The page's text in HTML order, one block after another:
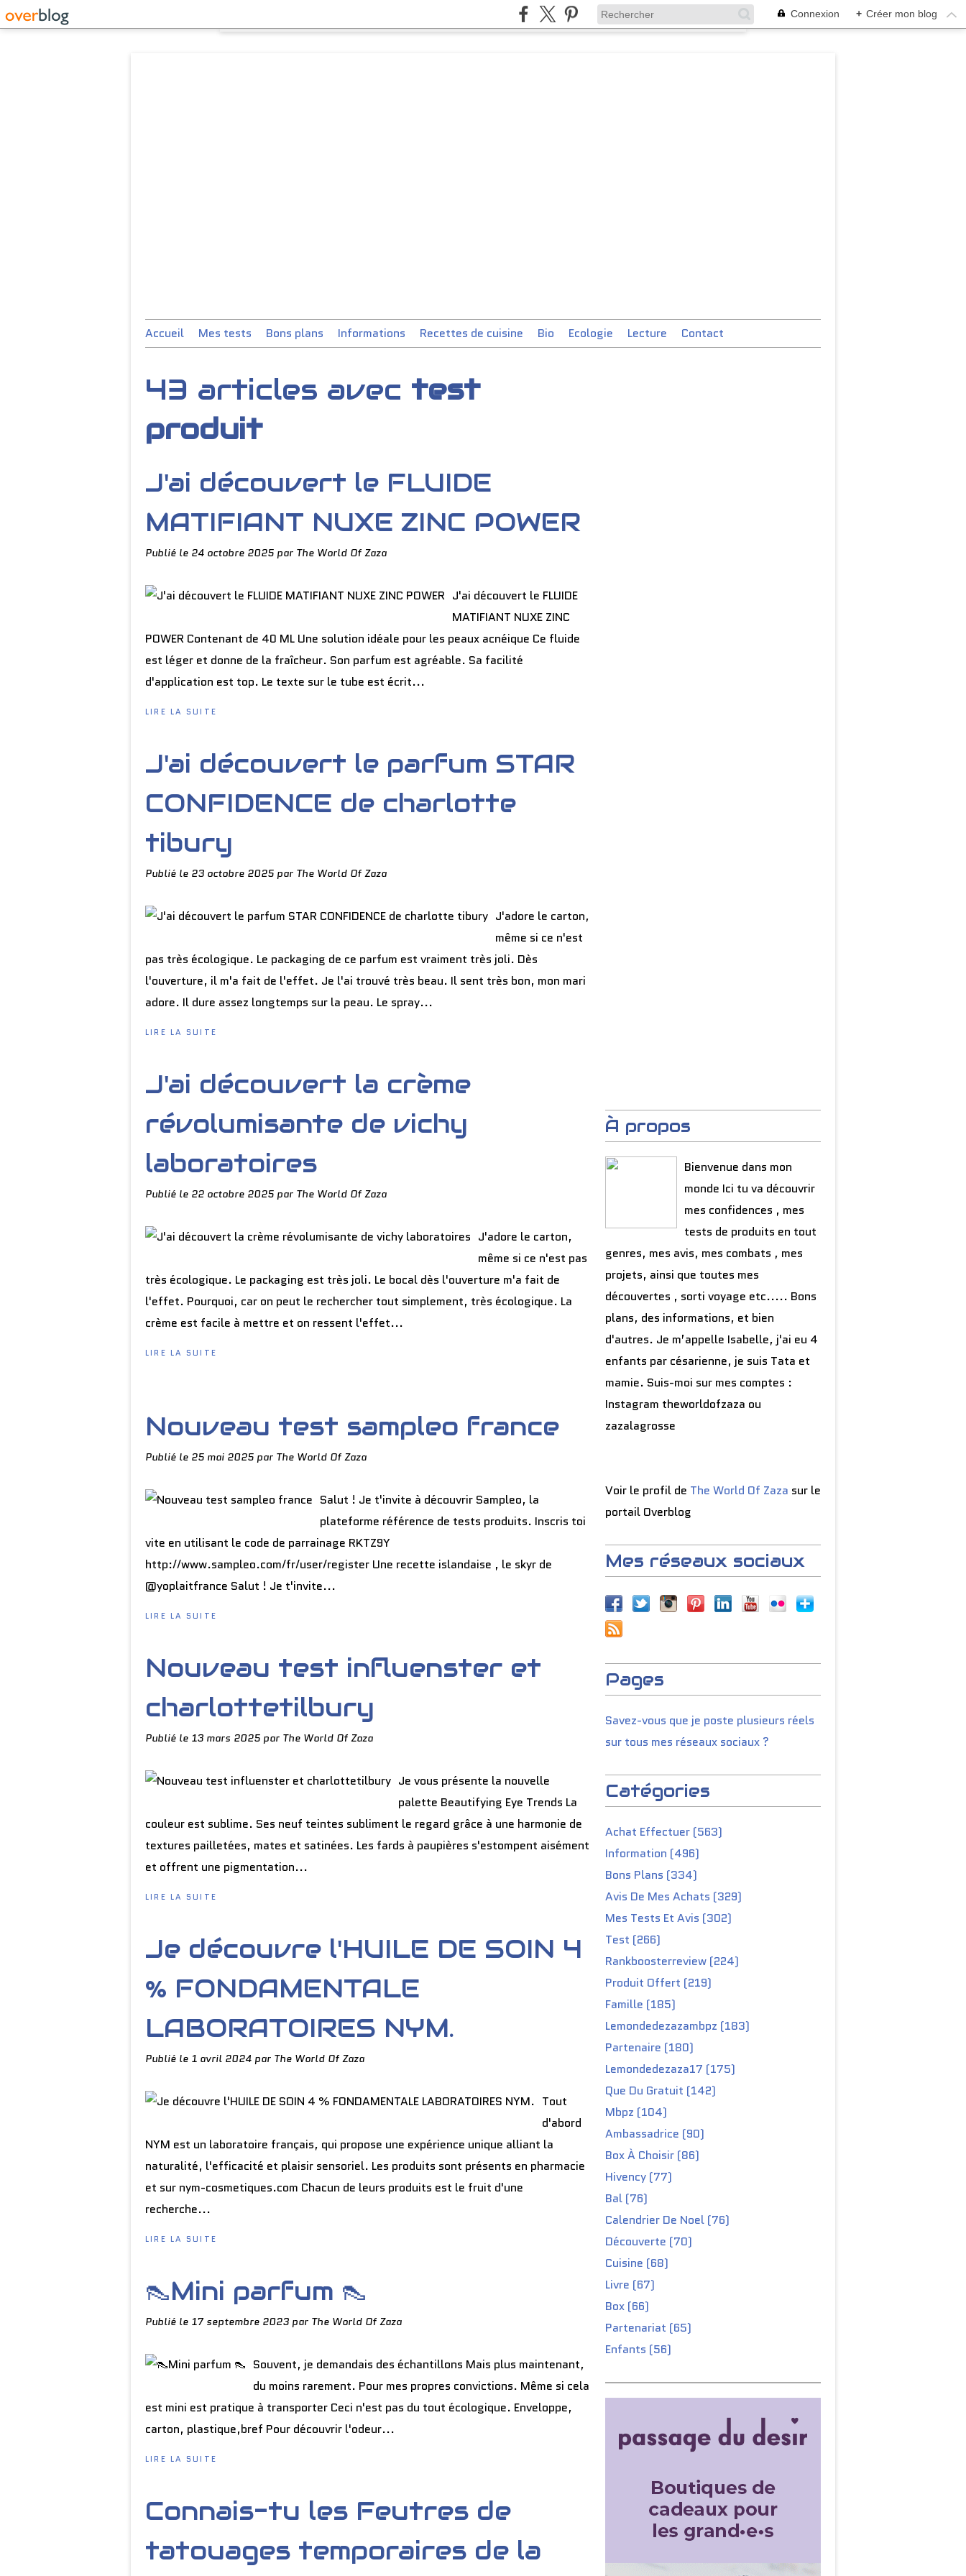
Connexion + Créer mon blog
Accueil Mes tests Bons plans Informations Recettes de cuisine Bio Ecologie Lecture Contact
43 articles avec test
produit
J'ai découvert le FLUIDE
MATIFIANT NUXE ZINC POWER
Publié le 24 octobre 2025 par The World Of Zaza
J'ai découvert le FLUIDE
MATIFIANT NUXE ZINC
POWER Contenant de 40 ML Une solution idéale pour les peaux acnéique Ce fluide
est léger et donne de la fraîcheur. Son parfum est agréable. Sa facilité
d'application est top. Le texte sur le tube est écrit...
LIRE LA SUITE
J'ai découvert le parfum STAR
CONFIDENCE de charlotte
tibury
Publié le 23 octobre 2025 par The World Of Zaza
J'adore le carton,
même si ce n'est
pas très écologique. Le packaging de ce parfum est vraiment très joli. Dès
l'ouverture, il m'a fait de l'effet. Je l'ai trouvé très beau. Il sent très bon, mon mari
adore. Il dure assez longtemps sur la peau. Le spray...
LIRE LA SUITE
J'ai découvert la crème
révolumisante de vichy
laboratoires
Publié le 22 octobre 2025 par The World Of Zaza
J'adore le carton,
même si ce n'est pas
très écologique. Le packaging est très joli. Le bocal dès l'ouverture m'a fait de
l'effet. Pourquoi, car on peut le rechercher tout simplement, très écologique. La
crème est facile à mettre et on ressent l'effet...
LIRE LA SUITE
Nouveau test sampleo france
Publié le 25 mai 2025 par The World Of Zaza
Salut ! Je t'invite à découvrir Sampleo, la
plateforme référence de tests produits. Inscris toi
vite en utilisant le code de parrainage RKTZ9Y
http://www.sampleo.com/fr/user/register Une recette islandaise , le skyr de
@yoplaitfrance Salut ! Je t'invite...
LIRE LA SUITE
Nouveau test influenster et
charlottetilbury
Publié le 13 mars 2025 par The World Of Zaza
Je vous présente la nouvelle
palette Beautifying Eye Trends La
couleur est sublime. Ses neuf teintes subliment le regard grâce à une harmonie de
textures pailletées, mates et satinées. Les fards à paupières s'estompent aisément
et offrent une pigmentation...
LIRE LA SUITE
Je découvre l'HUILE DE SOIN 4
% FONDAMENTALE
LABORATOIRES NYM.
Publié le 1 avril 2024 par The World Of Zaza
Tout
d'abord
NYM est un laboratoire français, qui propose une expérience unique alliant la
naturalité, l'efficacité et plaisir sensoriel. Les produits sont présents en pharmacie
et sur nym-cosmetiques.com Chacun de leurs produits est le fruit d'une
recherche...
LIRE LA SUITE
👠Mini parfum 👠
Publié le 17 septembre 2023 par The World Of Zaza
Souvent, je demandais des échantillons Mais plus maintenant,
du moins rarement. Pour mes propres convictions. Même si cela
est mini est pratique à transporter Ceci n'est pas du tout écologique. Enveloppe,
carton, plastique,bref Pour découvrir l'odeur...
LIRE LA SUITE
Connais-tu les Feutres de
tatouages temporaires de la
À propos
Bienvenue dans mon
monde Ici tu va découvrir
mes confidences , mes
tests de produits en tout
genres, mes avis, mes combats , mes
projets, ainsi que toutes mes
découvertes , sorti voyage etc..... Bons
plans, des informations, et bien
d'autres. Je m’appelle Isabelle, j'ai eu 4
enfants par césarienne, je suis Tata et
mamie. Suis-moi sur mes comptes :
Instagram theworldofzaza ou
zazalagrosse
Voir le profil de The World Of Zaza sur le
portail Overblog
Mes réseaux sociaux
Pages
Savez-vous que je poste plusieurs réels
sur tous mes réseaux sociaux ?
Catégories
Achat Effectuer (563)
Information (496)
Bons Plans (334)
Avis De Mes Achats (329)
Mes Tests Et Avis (302)
Test (266)
Rankboosterreview (224)
Produit Offert (219)
Famille (185)
Lemondedezazambpz (183)
Partenaire (180)
Lemondedezaza17 (175)
Que Du Gratuit (142)
Mbpz (104)
Ambassadrice (90)
Box À Choisir (86)
Hivency (77)
Bal (76)
Calendrier De Noel (76)
Découverte (70)
Cuisine (68)
Livre (67)
Box (66)
Partenariat (65)
Enfants (56)